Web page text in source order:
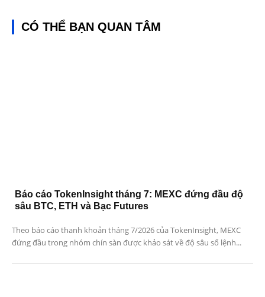
CÓ THỂ BẠN QUAN TÂM
Báo cáo TokenInsight tháng 7: MEXC đứng đầu độ
sâu BTC, ETH và Bạc Futures
Theo báo cáo thanh khoản tháng 7/2026 của TokenInsight, MEXC
đứng đầu trong nhóm chín sàn được khảo sát về độ sâu sổ lệnh...